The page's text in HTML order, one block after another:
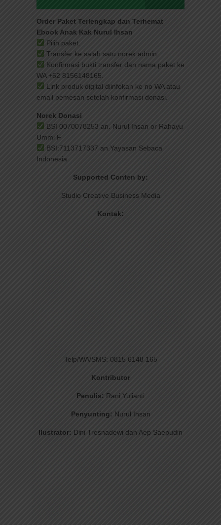
Order Paket Terlengkap dan Terhemat
Ebook Anak Kak Nurul Ihsan
Pilih paket.
Transfer ke salah satu norek admin.
Konfirmasi bukti transfer dan nama paket ke
WA +62 8156148165.
Link produk digital diinfokan ke no WA atau
email pemesan setelah konfirmasi donasi.
Norek Donasi
BSI 0070078253 an. Nurul Ihsan or Rahayu
Ummi F
BSI:7113717337 an.Yayasan Sebaca
Indonesia
Supported Conten by:
Studio Creative Business Media
Kontak:
Telp/WA/SMS: 0815 6148 165
Kontributor
Penulis: Rani Yulianti
Penyunting: Nurul Ihsan
Ilustrator: Dini Tresnadewi dan Aep Saepudin